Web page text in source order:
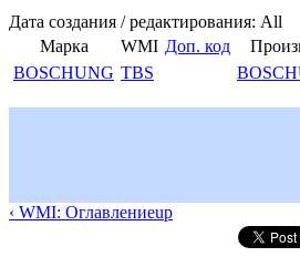
Дата создания / редактирования: All
Марка
WMI Доп. код
BOSCHUNG TBS
‹ WMI: Оглавлениеup